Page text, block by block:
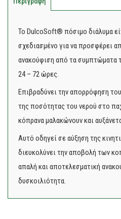
Το DulcoSoft® πόσιμο διάλυμα
σχεδιασμένο για να προσφέρει
ανακούφιση από τα συμπτώματα
24 – 72 ώρες.
Επιβραδύνει την απορρόφηση
της ποσότητας του νερού στο
κόπρανα μαλακώνουν και
Αυτό οδηγεί σε αύξηση της
διευκολύνει την αποβολή των
απαλή και αποτελεσματική
δυσκοιλιότητα.